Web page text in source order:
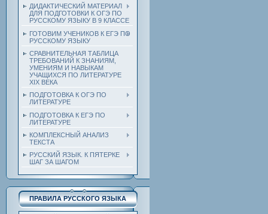
ДИДАКТИЧЕСКИЙ МАТЕРИАЛ
ДЛЯ ПОДГОТОВКИ К ОГЭ ПО
РУССКОМУ ЯЗЫКУ В 9 КЛАССЕ
ГОТОВИМ УЧЕНИКОВ К ЕГЭ ПО
РУССКОМУ ЯЗЫКУ
СРАВНИТЕЛЬНАЯ ТАБЛИЦА
ТРЕБОВАНИЙ К ЗНАНИЯМ,
УМЕНИЯМ И НАВЫКАМ
УЧАЩИХСЯ ПО ЛИТЕРАТУРЕ
ХIХ ВЕКА
ПОДГОТОВКА К ОГЭ ПО
ЛИТЕРАТУРЕ
ПОДГОТОВКА К ЕГЭ ПО
ЛИТЕРАТУРЕ
КОМПЛЕКСНЫЙ АНАЛИЗ
ТЕКСТА
РУССКИЙ ЯЗЫК. К ПЯТЕРКЕ
ШАГ ЗА ШАГОМ
ПРАВИЛА РУССКОГО ЯЗЫКА